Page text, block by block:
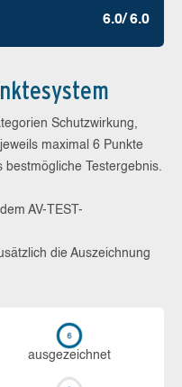
6.0/ 6.0
Schutzwirkung,
maximal 6 Punkte
Testergebnis.
AV-TEST-
die Auszeichnung
aus­ge­zeich­net